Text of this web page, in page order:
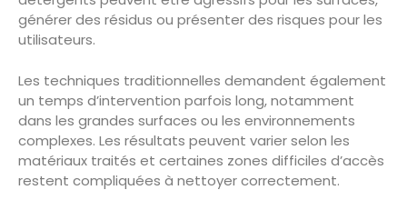
générer des résidus ou présenter des risques pour les
utilisateurs.
Les techniques traditionnelles demandent également
un temps d’intervention parfois long, notamment
dans les grandes surfaces ou les environnements
complexes. Les résultats peuvent varier selon les
matériaux traités et certaines zones difficiles d’accès
restent compliquées à nettoyer correctement.